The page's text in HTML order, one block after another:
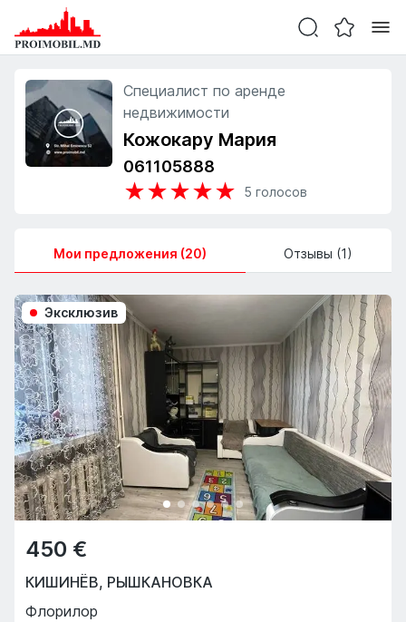
Специалист по аренде
недвижимости
Кожокару Мария
061105888
★
★
★
★
★ 5 голосов
Мои предложения (20) Отзывы (1)
Эксклюзив
450 €
КИШИНЁВ, РЫШКАНОВКА
Флорилор